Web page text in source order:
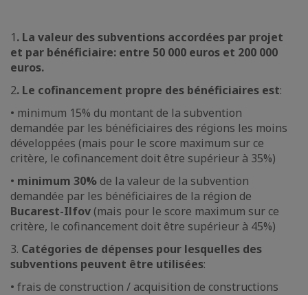
1. La valeur des subventions accordées par projet
et par bénéficiaire: entre 50 000 euros et 200 000
euros.
2. Le cofinancement propre des bénéficiaires est:
• minimum 15% du montant de la subvention
demandée par les bénéficiaires des régions les moins
développées (mais pour le score maximum sur ce
critère, le cofinancement doit être supérieur à 35%)
• minimum 30%de la valeur de la subvention
demandée par les bénéficiaires de la région de
Bucarest-Ilfov (mais pour le score maximum sur ce
critère, le cofinancement doit être supérieur à 45%)
3. Catégories de dépenses pour lesquelles des
subventions peuvent être utilisées:
• frais de construction / acquisition de constructions